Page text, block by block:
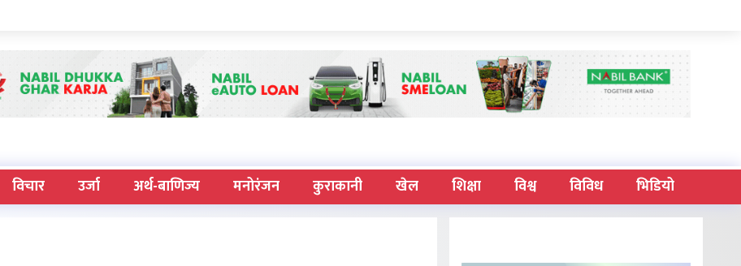
विचार उर्जा अर्थ-बाणिज्य मनोरंजन कुराकानी खेल शिक्षा विश्व विविध भिडियो